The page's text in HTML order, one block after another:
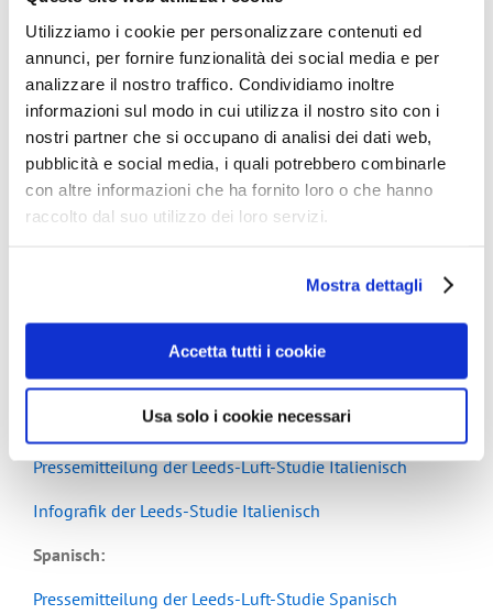
Utilizziamo i cookie per personalizzare contenuti ed
annunci, per fornire funzionalità dei social media e per
analizzare il nostro traffico. Condividiamo inoltre
informazioni sul modo in cui utilizza il nostro sito con i
nostri partner che si occupano di analisi dei dati web,
pubblicità e social media, i quali potrebbero combinarle
con altre informazioni che ha fornito loro o che hanno
raccolto dal suo utilizzo dei loro servizi.
Mostra dettagli
Accetta tutti i cookie
Usa solo i cookie necessari
Englisch:
Pressemitteilung zur Leeds-Studie auf Englisch
Infografik zur Leeds-Studie auf Englisch
Deutsch:
Pressemitteilung zur Leeds-Luft-Studie auf Deutsch
Infografik der Leeds Studie Französisch
Pressemitteilung der Leeds-Luft-Studie Italienisch
Infografik der Leeds-Studie Italienisch
Spanisch:
Pressemitteilung der Leeds-Luft-Studie Spanisch